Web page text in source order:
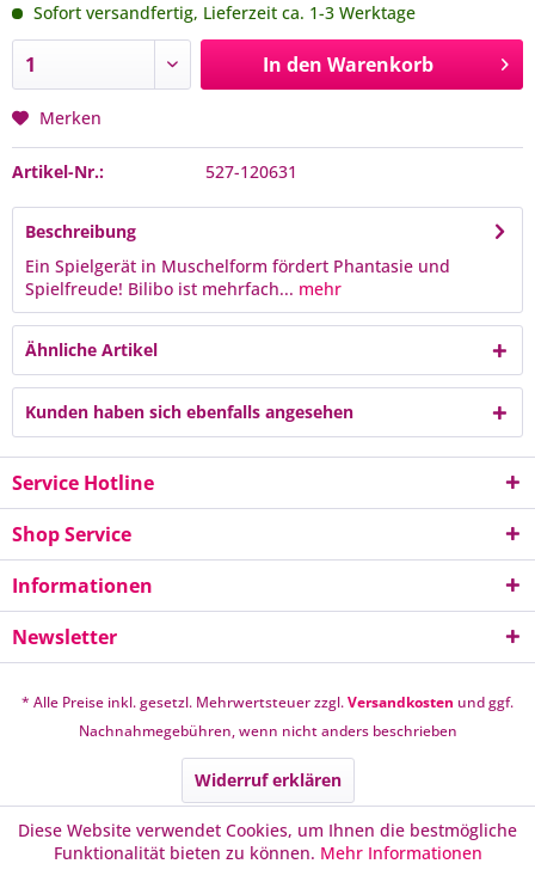
Sofort versandfertig, Lieferzeit ca. 1-3 Werktage
In den Warenkorb
Merken
Artikel-Nr.: 527-120631
Beschreibung
Ein Spielgerät in Muschelform fördert Phantasie und
Spielfreude! Bilibo ist mehrfach... mehr
Ähnliche Artikel
Kunden haben sich ebenfalls angesehen
Service Hotline
Shop Service
Informationen
Newsletter
* Alle Preise inkl. gesetzl. Mehrwertsteuer zzgl.Versandkosten und ggf.
Nachnahmegebühren, wenn nicht anders beschrieben
Widerruf erklären
Diese Website verwendet Cookies, um Ihnen die bestmögliche
Funktionalität bieten zu können. Mehr Informationen